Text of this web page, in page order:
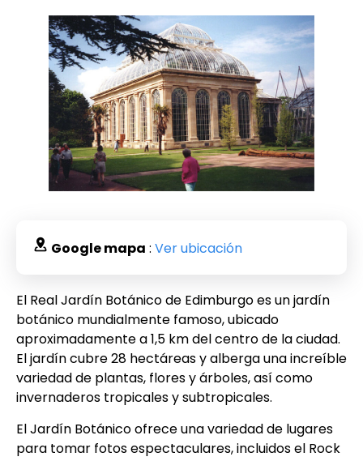
Google mapa : Ver ubicación
El Real Jardín Botánico de Edimburgo es un jardín
botánico mundialmente famoso, ubicado
aproximadamente a 1,5 km del centro de la ciudad.
El jardín cubre 28 hectáreas y alberga una increíble
variedad de plantas, flores y árboles, así como
invernaderos tropicales y subtropicales.
El Jardín Botánico ofrece una variedad de lugares
para tomar fotos espectaculares, incluidos el Rock